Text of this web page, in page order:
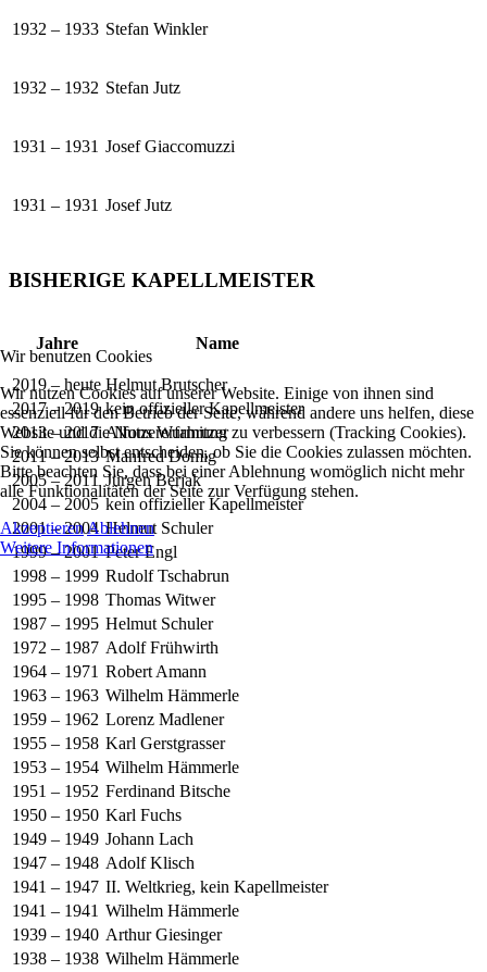
1932 – 1933 Stefan Winkler
1932 – 1932 Stefan Jutz
1931 – 1931 Josef Giaccomuzzi
1931 – 1931 Josef Jutz
BISHERIGE KAPELLMEISTER
Jahre Name
2019 – heute Helmut Brutscher
2017 – 2019 kein offizieller Kapellmeister
2013 – 2017 Alfons Wurmitzer
2011 – 2013 Manfred Domig
2005 – 2011 Jürgen Berjak
2004 – 2005 kein offizieller Kapellmeister
2001 – 2004 Helmut Schuler
1999 – 2001 Peter Engl
1998 – 1999 Rudolf Tschabrun
1995 – 1998 Thomas Witwer
1987 – 1995 Helmut Schuler
1972 – 1987 Adolf Frühwirth
1964 – 1971 Robert Amann
1963 – 1963 Wilhelm Hämmerle
1959 – 1962 Lorenz Madlener
1955 – 1958 Karl Gerstgrasser
1953 – 1954 Wilhelm Hämmerle
1951 – 1952 Ferdinand Bitsche
1950 – 1950 Karl Fuchs
1949 – 1949 Johann Lach
1947 – 1948 Adolf Klisch
1941 – 1947 II. Weltkrieg, kein Kapellmeister
1941 – 1941 Wilhelm Hämmerle
1939 – 1940 Arthur Giesinger
1938 – 1938 Wilhelm Hämmerle
Wir benutzen Cookies
Wir nutzen Cookies auf unserer Website. Einige von ihnen sind
essenziell für den Betrieb der Seite, während andere uns helfen, diese
Website und die Nutzererfahrung zu verbessern (Tracking Cookies).
Sie können selbst entscheiden, ob Sie die Cookies zulassen möchten.
Bitte beachten Sie, dass bei einer Ablehnung womöglich nicht mehr
alle Funktionalitäten der Seite zur Verfügung stehen.
AkzeptierenAblehnen
Weitere Informationen